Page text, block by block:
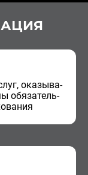
ока­зы­ва­
обя­за­тель­